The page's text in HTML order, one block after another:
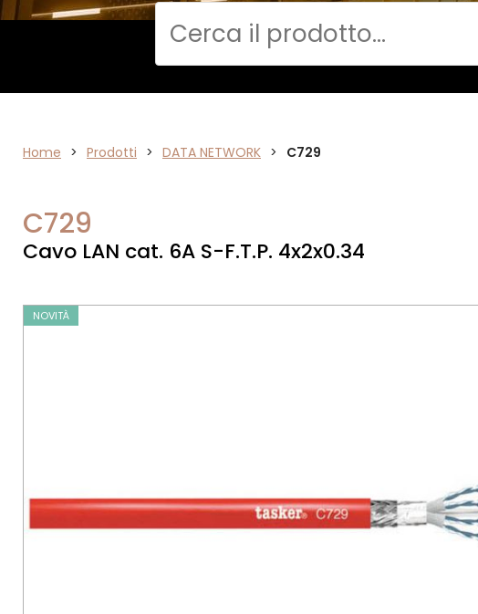
DATA
Cerca
Home > Prodotti > DATA NETWORK > C729
C729
Cavo LAN cat. 6A S-F.T.P. 4x2x0.34
NOVITÀ